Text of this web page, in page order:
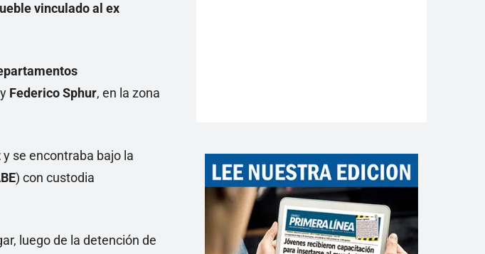
vinculado al ex
y Federico Sphur, en la zona
y se encontraba bajo la
) con custodia
luego de la detención de